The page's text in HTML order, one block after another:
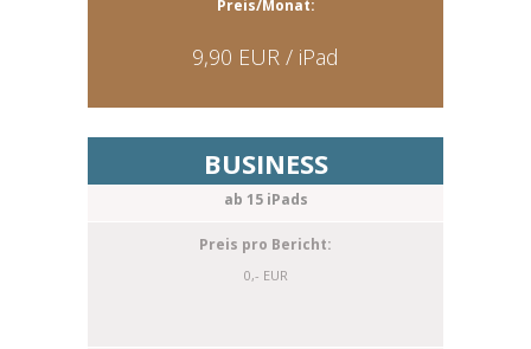
9,90 EUR / iPad
BUSINESS
ab 15 iPads
0,- EUR